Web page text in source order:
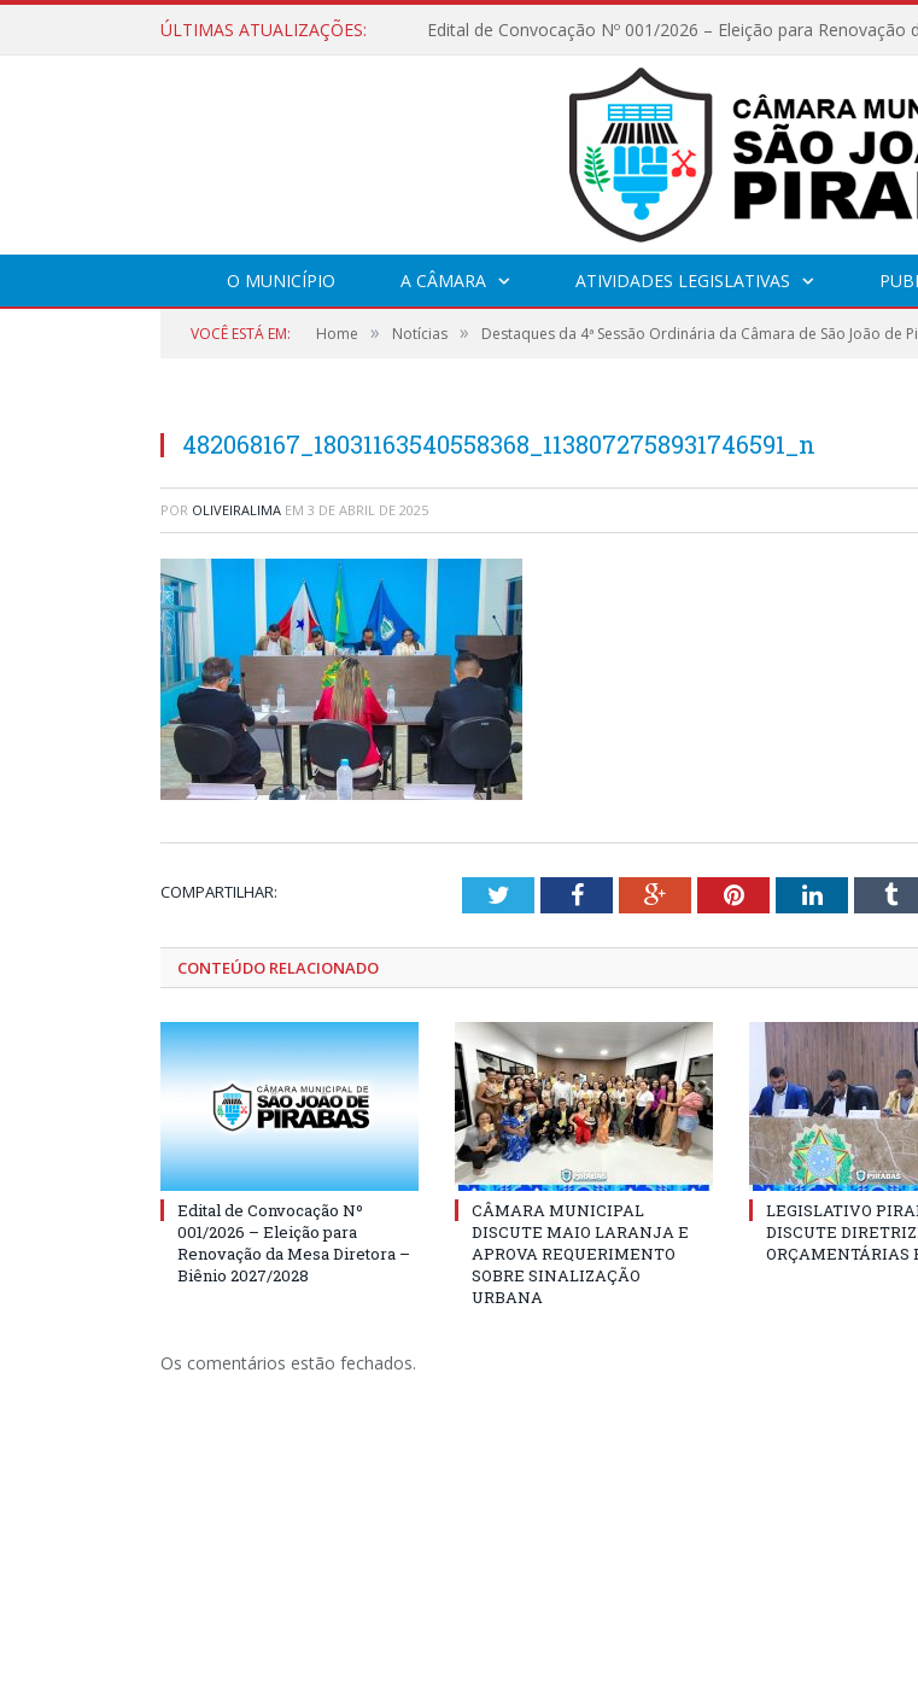
ÚLTIMAS ATUALIZAÇÕES:
O MUNICÍPIO A CÂMARA ATIVIDADES LEGISLATIVAS
VOCÊ ESTÁ EM: Home » Notícias » Destaques da 4ª Sessão Ordinária da Câmara de São João de
482068167_18031163540558368_1138072758931746591_n
POR OLIVEIRALIMA EM 3 DE ABRIL DE 2025
COMPARTILHAR: TwitterFacebookGoogle+PinterestLinkedIn
CONTEÚDO RELACIONADO
Edital de Convocação Nº
001/2026 – Eleição para
Renovação da Mesa Diretora –
Biênio 2027/2028
CÂMARA MUNICIPAL
DISCUTE MAIO LARANJA E
APROVA REQUERIMENTO
SOBRE SINALIZAÇÃO
URBANA
LEGISLATIVO
DISCUTE
ORÇAMENTÁRIAS
Os comentários estão fechados.